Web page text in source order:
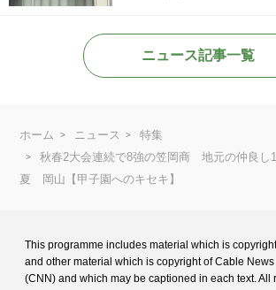
ニュース記事一覧
ホーム ニュース
特集
秋春2大会連続で8強の笠岡商 地元の仲良し
夏 岡山【甲子園へのキセキ】
This programme includes material which is
and other material which is copyright of Cable News
(CNN) and which may be captioned in each text. All